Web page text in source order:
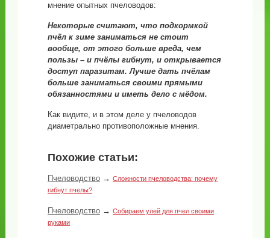
мнение опытных пчеловодов:
Некоторые считают, что подкормкой
пчёл к зиме заниматься не стоит
вообще, от этого больше вреда, чем
пользы – и пчёлы гибнут, и открывается
доступ паразитам. Лучше дать пчёлам
больше заниматься своими прямыми
обязанностями и иметь дело с мёдом.
Как видите, и в этом деле у пчеловодов
диаметрально противоположные мнения.
Похожие статьи:
Пчеловодство→ Сложности пчеловодства: почему
гибнут пчелы?
Пчеловодство→ Собираем улей для пчел своими
руками